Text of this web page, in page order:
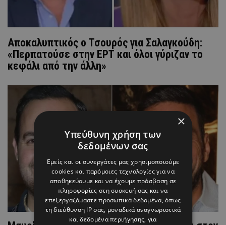
Αποκαλυπτικός ο Τσουρός για Σαλαγκούδη:
«Περπατούσε στην ΕΡΤ και όλοι γύριζαν το
κεφάλι από την άλλη»
×
Υπεύθυνη χρήση των
δεδομένων σας
Εμείς και οι συνεργάτες μας χρησιμοποιούμε
cookies και παρόμοιες τεχνολογίες για να
αποθηκεύουμε και να έχουμε πρόσβαση σε
πληροφορίες στη συσκευή σας και να
επεξεργαζόμαστε προσωπικά δεδομένα, όπως
τη διεύθυνση IP σας, μοναδικά αναγνωριστικά
και δεδομένα περιήγησης, για